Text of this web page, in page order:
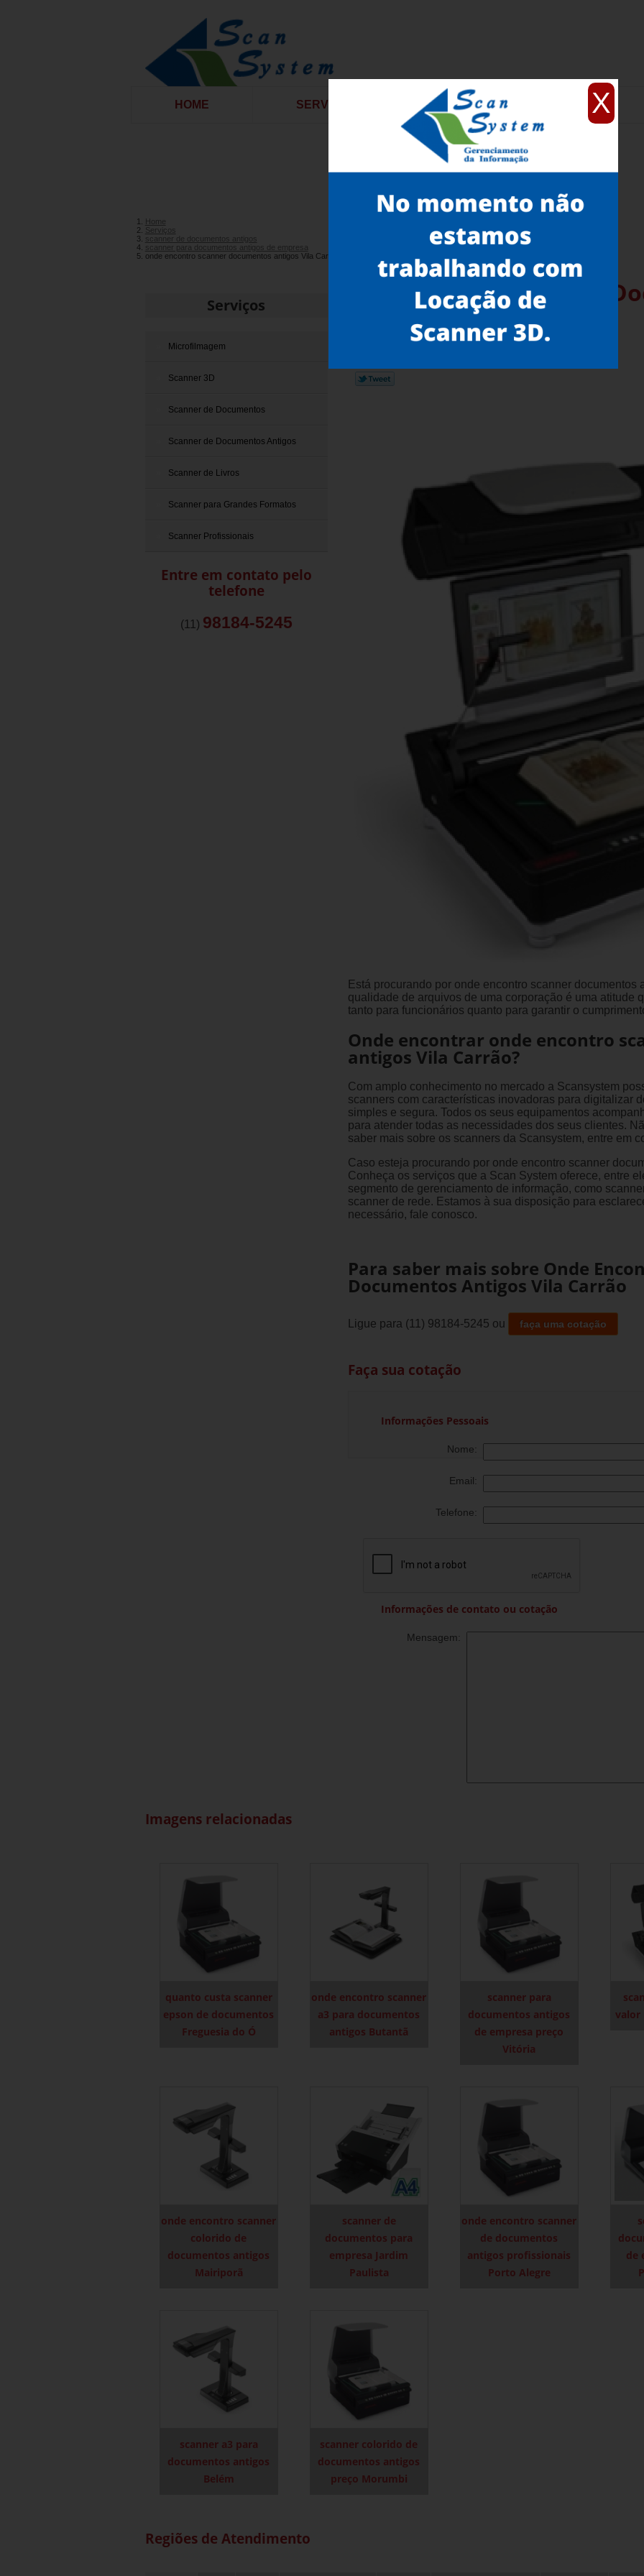
X
HOME SERVIÇOS CONTATO
Home
Serviços
scanner de documentos antigos
scanner para documentos antigos de empresa
onde encontro scanner documentos antigos Vila Carrão
Serviços
Microfilmagem
Scanner 3D
Scanner de Documentos
Scanner de Documentos Antigos
Scanner de Livros
Scanner para Grandes Formatos
Scanner Profissionais
Entre em contato pelo
telefone
(11) 98184-5245
Onde Encontro Scanner
Antigos Vila Carrão
Está procurando por onde encontro scanner documentos
qualidade de arquivos de uma corporação é uma atitude
tanto para funcionários quanto para garantir o
Onde encontrar onde encontro
antigos Vila Carrão?
Com amplo conhecimento no mercado a Scansystem
scanners com características inovadoras para digitalizar
simples e segura. Todos os seus equipamentos
para atender todas as necessidades dos seus clientes.
saber mais sobre os scanners da Scansystem, entre em
Caso esteja procurando por onde encontro scanner
Conheça os serviços que a Scan System oferece, entre
segmento de gerenciamento de informação, como
scanner de rede. Estamos à sua disposição para
necessário, fale conosco.
Para saber mais sobre Onde
Documentos Antigos Vila Carrão
Ligue para (11) 98184-5245 ou faça uma cotação
Faça sua cotação
Informações Pessoais
Nome:
Email:
Telefone:
Informações de contato ou cotação
Mensagem:
Imagens relacionadas
quanto custa scanner
epson de documentos
Freguesia do Ó
onde encontro scanner
a3 para documentos
antigos Butantã
scanner para
documentos antigos
de empresa preço
Vitória
valor
onde encontro scanner
colorido de
documentos antigos
Mairiporã
scanner de
documentos para
empresa Jardim
Paulista
onde encontro scanner
de documentos
antigos profissionais
Porto Alegre
de
scanner a3 para
documentos antigos
Belém
scanner colorido de
documentos antigos
preço Morumbi
Regiões de Atendimento